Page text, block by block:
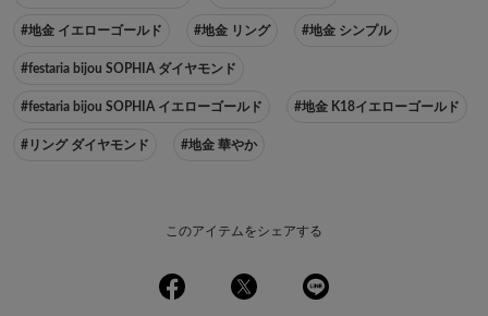
#地金 イエローゴールド #地金 リング #地金 シンプル
#festaria bijou SOPHIA ダイヤモンド
#festaria bijou SOPHIA イエローゴールド #地金 K18イエローゴールド
#リング ダイヤモンド #地金 華やか
このアイテムをシェアする